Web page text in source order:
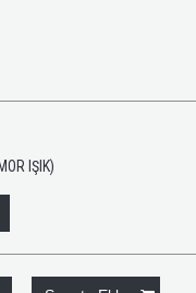
IŞIK)